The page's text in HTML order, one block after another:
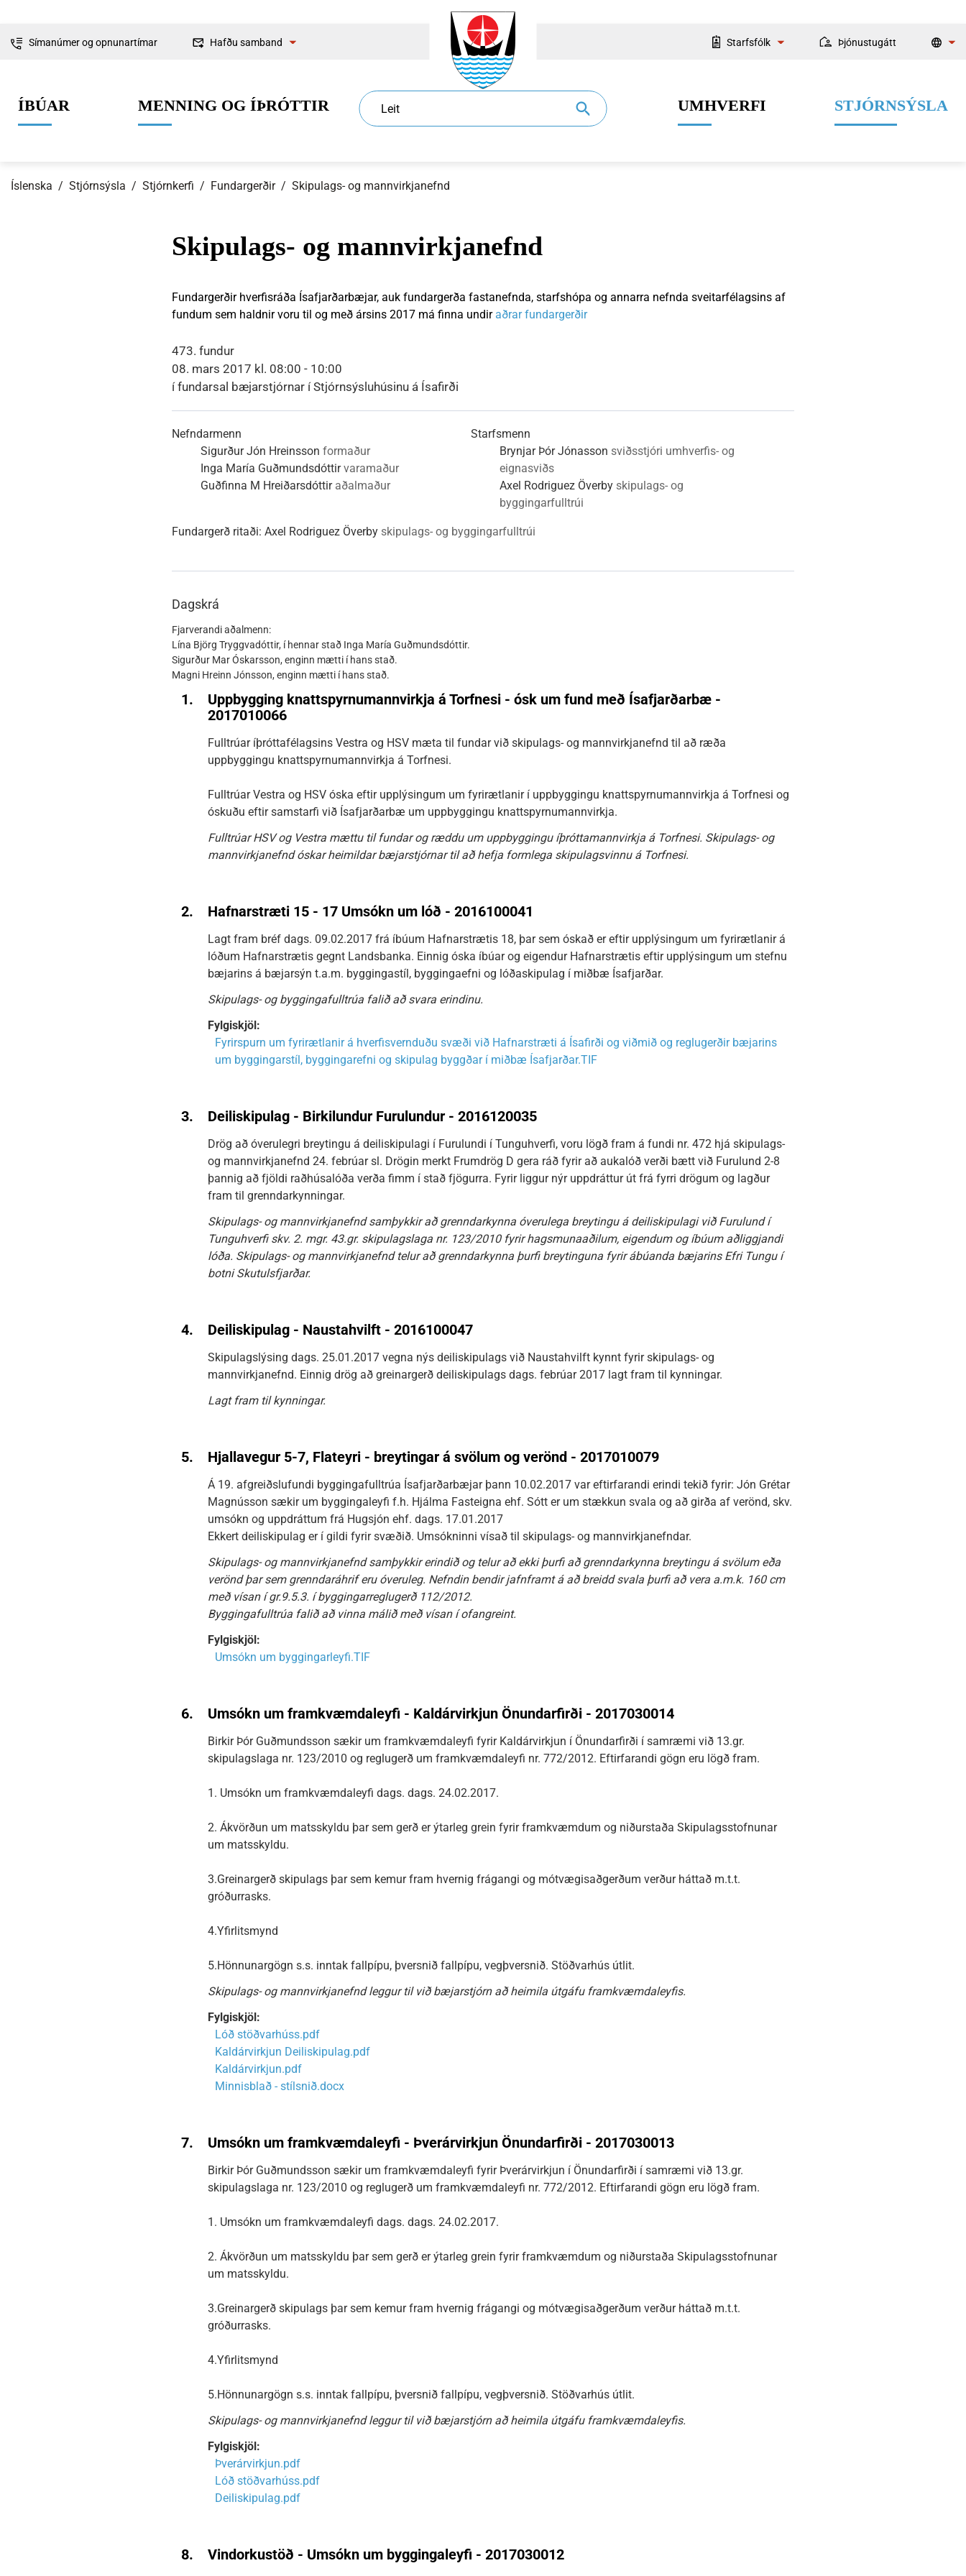
Leit
Símanúmer og opnunartímar Hafðu samband Starfsfólk Þjónustugátt
ÍBÚAR
Grunnskólaaldur Eldri borgarar
MENNING OG ÍÞRÓTTIR
Íþróttir Sundlaugar
UMHVERFI
Byggingarmál Sorphirða og -förgun
STJÓRNSÝSLA
Stjórnkerfi Ráð og nefndir
Íslenska / Stjórnsýsla / Stjórnkerfi / Fundargerðir / Skipulags- og mannvirkjanefnd
Skipulags- og mannvirkjanefnd
Fundargerðir hverfisráða Ísafjarðarbæjar, auk fundargerða fastanefnda, starfshópa og annarra nefnda sveitarfélagsins af
fundum sem haldnir voru til og með ársins 2017 má finna undir aðrar fundargerðir
473. fundur
08. mars 2017 kl. 08:00 - 10:00
í fundarsal bæjarstjórnar í Stjórnsýsluhúsinu á Ísafirði
Nefndarmenn
Sigurður Jón Hreinsson formaður
Inga María Guðmundsdóttir varamaður
Guðfinna M Hreiðarsdóttir aðalmaður
Starfsmenn
Brynjar Þór Jónasson sviðsstjóri umhverfis- og
eignasviðs
Axel Rodriguez Överby skipulags- og
byggingarfulltrúi
Fundargerð ritaði: Axel Rodriguez Överby skipulags- og byggingarfulltrúi
Dagskrá
Fjarverandi aðalmenn:
Lína Björg Tryggvadóttir, í hennar stað Inga María Guðmundsdóttir.
Sigurður Mar Óskarsson, enginn mætti í hans stað.
Magni Hreinn Jónsson, enginn mætti í hans stað.
1.
Uppbygging knattspyrnumannvirkja á Torfnesi - ósk um fund með Ísafjarðarbæ -
2017010066
Fulltrúar íþróttafélagsins Vestra og HSV mæta til fundar við skipulags- og mannvirkjanefnd til að ræða
uppbyggingu knattspyrnumannvirkja á Torfnesi.
Fulltrúar Vestra og HSV óska eftir upplýsingum um fyrirætlanir í uppbyggingu knattspyrnumannvirkja á Torfnesi og
óskuðu eftir samstarfi við Ísafjarðarbæ um uppbyggingu knattspyrnumannvirkja.
Fulltrúar HSV og Vestra mættu til fundar og ræddu um uppbyggingu íþróttamannvirkja á Torfnesi. Skipulags- og
mannvirkjanefnd óskar heimildar bæjarstjórnar til að hefja formlega skipulagsvinnu á Torfnesi.
2. Hafnarstræti 15 - 17 Umsókn um lóð - 2016100041
Lagt fram bréf dags. 09.02.2017 frá íbúum Hafnarstrætis 18, þar sem óskað er eftir upplýsingum um fyrirætlanir á
lóðum Hafnarstrætis gegnt Landsbanka. Einnig óska íbúar og eigendur Hafnarstrætis eftir upplýsingum um stefnu
bæjarins á bæjarsýn t.a.m. byggingastíl, byggingaefni og lóðaskipulag í miðbæ Ísafjarðar.
Skipulags- og byggingafulltrúa falið að svara erindinu.
Fylgiskjöl:
Fyrirspurn um fyrirætlanir á hverfisvernduðu svæði við Hafnarstræti á Ísafirði og viðmið og reglugerðir bæjarins
um byggingarstíl, byggingarefni og skipulag byggðar í miðbæ Ísafjarðar.TIF
3. Deiliskipulag - Birkilundur Furulundur - 2016120035
Drög að óverulegri breytingu á deiliskipulagi í Furulundi í Tunguhverfi, voru lögð fram á fundi nr. 472 hjá skipulags-
og mannvirkjanefnd 24. febrúar sl. Drögin merkt Frumdrög D gera ráð fyrir að aukalóð verði bætt við Furulund 2-8
þannig að fjöldi raðhúsalóða verða fimm í stað fjögurra. Fyrir liggur nýr uppdráttur út frá fyrri drögum og lagður
fram til grenndarkynningar.
Skipulags- og mannvirkjanefnd samþykkir að grenndarkynna óverulega breytingu á deiliskipulagi við Furulund í
Tunguhverfi skv. 2. mgr. 43.gr. skipulagslaga nr. 123/2010 fyrir hagsmunaaðilum, eigendum og íbúum aðliggjandi
lóða. Skipulags- og mannvirkjanefnd telur að grenndarkynna þurfi breytinguna fyrir ábúanda bæjarins Efri Tungu í
botni Skutulsfjarðar.
4. Deiliskipulag - Naustahvilft - 2016100047
Skipulagslýsing dags. 25.01.2017 vegna nýs deiliskipulags við Naustahvilft kynnt fyrir skipulags- og
mannvirkjanefnd. Einnig drög að greinargerð deiliskipulags dags. febrúar 2017 lagt fram til kynningar.
Lagt fram til kynningar.
5. Hjallavegur 5-7, Flateyri - breytingar á svölum og verönd - 2017010079
Á 19. afgreiðslufundi byggingafulltrúa Ísafjarðarbæjar þann 10.02.2017 var eftirfarandi erindi tekið fyrir: Jón Grétar
Magnússon sækir um byggingaleyfi f.h. Hjálma Fasteigna ehf. Sótt er um stækkun svala og að girða af verönd, skv.
umsókn og uppdráttum frá Hugsjón ehf. dags. 17.01.2017
Ekkert deiliskipulag er í gildi fyrir svæðið. Umsókninni vísað til skipulags- og mannvirkjanefndar.
Skipulags- og mannvirkjanefnd samþykkir erindið og telur að ekki þurfi að grenndarkynna breytingu á svölum eða
verönd þar sem grenndaráhrif eru óveruleg. Nefndin bendir jafnframt á að breidd svala þurfi að vera a.m.k. 160 cm
með vísan í gr.9.5.3. í byggingarreglugerð 112/2012.
Byggingafulltrúa falið að vinna málið með vísan í ofangreint.
Fylgiskjöl:
Umsókn um byggingarleyfi.TIF
6. Umsókn um framkvæmdaleyfi - Kaldárvirkjun Önundarfirði - 2017030014
Birkir Þór Guðmundsson sækir um framkvæmdaleyfi fyrir Kaldárvirkjun í Önundarfirði í samræmi við 13.gr.
skipulagslaga nr. 123/2010 og reglugerð um framkvæmdaleyfi nr. 772/2012. Eftirfarandi gögn eru lögð fram.
1. Umsókn um framkvæmdaleyfi dags. dags. 24.02.2017.
2. Ákvörðun um matsskyldu þar sem gerð er ýtarleg grein fyrir framkvæmdum og niðurstaða Skipulagsstofnunar
um matsskyldu.
3.Greinargerð skipulags þar sem kemur fram hvernig frágangi og mótvægisaðgerðum verður háttað m.t.t.
gróðurrasks.
4.Yfirlitsmynd
5.Hönnunargögn s.s. inntak fallpípu, þversnið fallpípu, vegþversnið. Stöðvarhús útlit.
Skipulags- og mannvirkjanefnd leggur til við bæjarstjórn að heimila útgáfu framkvæmdaleyfis.
Fylgiskjöl:
Lóð stöðvarhúss.pdf
Kaldárvirkjun Deiliskipulag.pdf
Kaldárvirkjun.pdf
Minnisblað - stílsnið.docx
7. Umsókn um framkvæmdaleyfi - Þverárvirkjun Önundarfirði - 2017030013
Birkir Þór Guðmundsson sækir um framkvæmdaleyfi fyrir Þverárvirkjun í Önundarfirði í samræmi við 13.gr.
skipulagslaga nr. 123/2010 og reglugerð um framkvæmdaleyfi nr. 772/2012. Eftirfarandi gögn eru lögð fram.
1. Umsókn um framkvæmdaleyfi dags. dags. 24.02.2017.
2. Ákvörðun um matsskyldu þar sem gerð er ýtarleg grein fyrir framkvæmdum og niðurstaða Skipulagsstofnunar
um matsskyldu.
3.Greinargerð skipulags þar sem kemur fram hvernig frágangi og mótvægisaðgerðum verður háttað m.t.t.
gróðurrasks.
4.Yfirlitsmynd
5.Hönnunargögn s.s. inntak fallpípu, þversnið fallpípu, vegþversnið. Stöðvarhús útlit.
Skipulags- og mannvirkjanefnd leggur til við bæjarstjórn að heimila útgáfu framkvæmdaleyfis.
Fylgiskjöl:
Þverárvirkjun.pdf
Lóð stöðvarhúss.pdf
Deiliskipulag.pdf
8. Vindorkustöð - Umsókn um byggingaleyfi - 2017030012